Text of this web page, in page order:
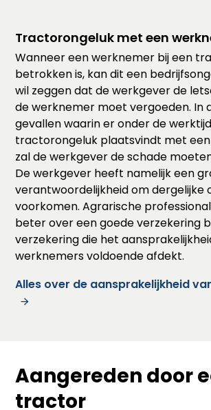
Tractorongeluk met een
Wanneer een werknemer bij een
betrokken is, kan dit een
wil zeggen dat de werkgever de
de werknemer moet vergoeden. In
gevallen waarin er onder de
tractorongeluk plaatsvindt met
zal de werkgever de schade
De werkgever heeft namelijk een
verantwoordelijkheid om dergelijke
voorkomen. Agrarische
beter over een goede verzekering
verzekering die het
werknemers voldoende afdekt.
Alles over de aansprakelijkheid
Aangereden door
tractor